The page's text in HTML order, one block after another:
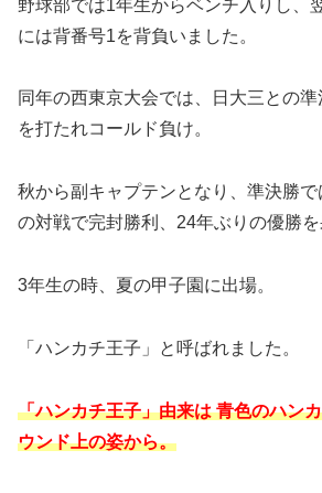
野球部では1年生からベンチ入りし、
には背番号1を背負いました。
同年の西東京大会では、日大三との
を打たれコールド負け。
秋から副キャプテンとなり、準決勝で
の対戦で完封勝利、24年ぶりの優勝を
3年生の時、夏の甲子園に出場。
「ハンカチ王子」と呼ばれました。
「ハンカチ王子」由来は 青色のハン
ウンド上の姿から。